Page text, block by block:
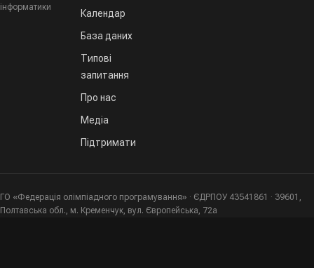
інформатики
Календар
База даних
Типові
запитання
Про нас
Медіа
Підтримати
ГО «Федерація олімпіадного програмування» · ЄДРПОУ 43541861 · 39601,
Полтавська обл., м. Кременчук, вул. Європейська, 72а